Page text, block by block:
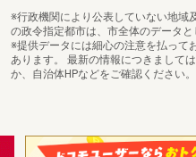
※行政機関により公表していない地域
の政令指定都市は、市全体のデータと
※提供データには細心の注意を払って
あります。 最新の情報につきまして
か、自治体HPなどをご確認ください。